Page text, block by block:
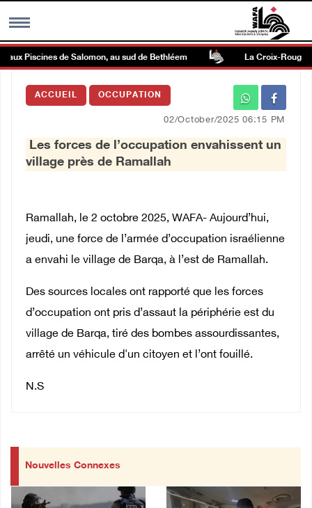
MENU
Galerie d’images
Centre palestinien
العربية
Piscines de Salomon, au sud de Bethléem La Croix-Rouge
ACCUEIL OCCUPATION
02/October/2025 06:15 PM
Les forces de l’occupation envahissent un
village près de Ramallah
Ramallah, le 2 octobre 2025, WAFA- Aujourd’hui,
jeudi, une force de l’armée d’occupation israélienne
a envahi le village de Barqa, à l’est de Ramallah.
Des sources locales ont rapporté que les forces
d’occupation ont pris d’assaut la périphérie est du
village de Barqa, tiré des bombes assourdissantes,
arrêté un véhicule d'un citoyen et l’ont fouillé.
N.S
Nouvelles Connexes